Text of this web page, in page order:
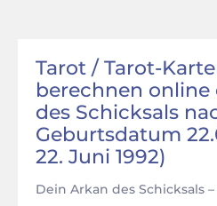
Tarot / Tarot-
berechnen online
des Schicksals
Geburtsdatum
22. Juni 1992)
Dein Arkan des Schicksals –